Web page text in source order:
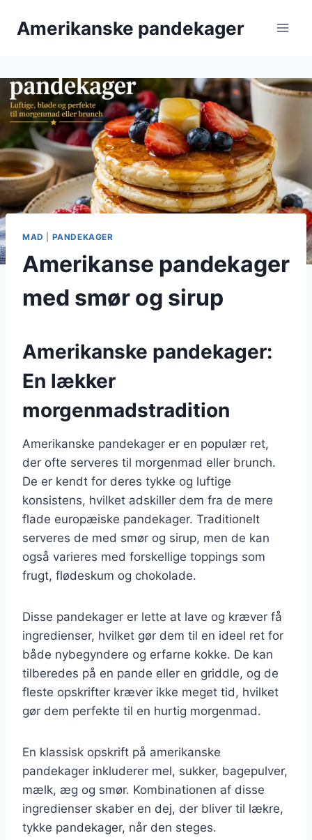
Amerikanske pandekager
MAD PANDEKAGER
Amerikanse pandekager
med smør og sirup
Amerikanske pandekager:
En lækker
morgenmadstradition
Amerikanske pandekager er en populær ret,
der ofte serveres til morgenmad eller brunch.
De er kendt for deres tykke og luftige
konsistens, hvilket adskiller dem fra de mere
flade europæiske pandekager. Traditionelt
serveres de med smør og sirup, men de kan
også varieres med forskellige toppings som
frugt, flødeskum og chokolade.
Disse pandekager er lette at lave og kræver få
ingredienser, hvilket gør dem til en ideel ret for
både nybegyndere og erfarne kokke. De kan
tilberedes på en pande eller en griddle, og de
fleste opskrifter kræver ikke meget tid, hvilket
gør dem perfekte til en hurtig morgenmad.
En klassisk opskrift på amerikanske
pandekager inkluderer mel, sukker, bagepulver,
mælk, æg og smør. Kombinationen af disse
ingredienser skaber en dej, der bliver til lækre,
tykke pandekager, når den steges.